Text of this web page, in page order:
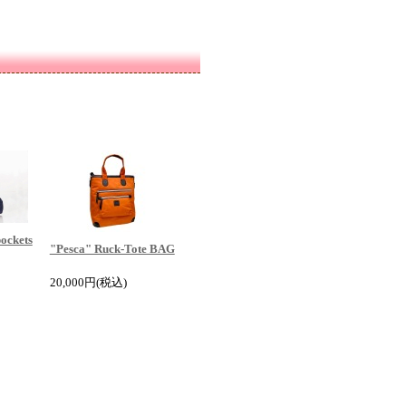
"Pesca" Ruck-Tote BAG
20,000円(税込)